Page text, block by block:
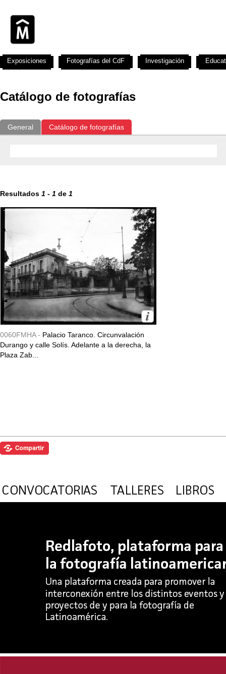
Catálogo de fotografías
General Catálogo de fotografías
Resultados 1 - 1 de 1
0060FMHA - Palacio Taranco. Circunvalación
Durango y calle Solís. Adelante a la derecha, la
Plaza Zab...
Exposiciones Fotografías del CdF Investigación